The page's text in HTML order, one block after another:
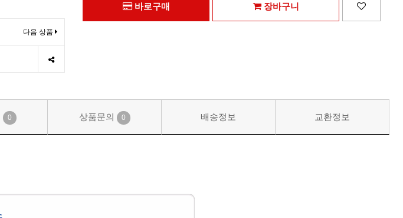
다음 상품
바로구매 장바구니
0 상품문의 0 배송정보 교환정보